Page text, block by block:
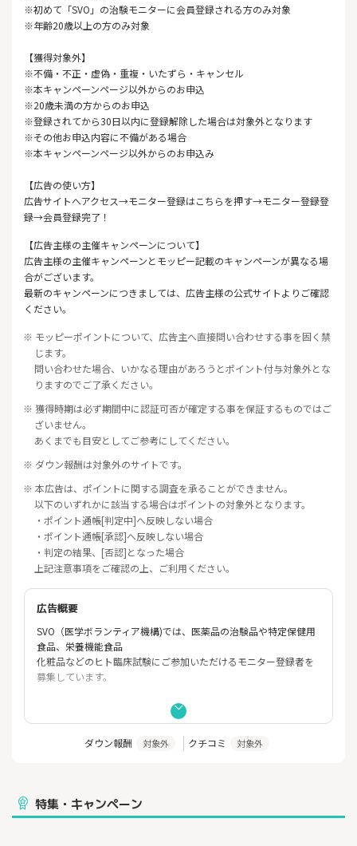
※初めて「SVO」の治験モニターに会員登録される方のみ対象
※年齢20歳以上の方のみ対象
【獲得対象外】
※不備・不正・虚偽・重複・いたずら・キャンセル
※本キャンペーンページ以外からのお申込
※20歳未満の方からのお申込
※登録されてから30日以内に登録解除した場合は対象外となります
※その他お申込内容に不備がある場合
※本キャンペーンページ以外からのお申込み
【広告の使い方】
広告サイトへアクセス→モニター登録はこちらを押す→モニター登録登
録→会員登録完了！
【広告主様の主催キャンペーンについて】
広告主様の主催キャンペーンとモッピー記載のキャンペーンが異なる場
合がございます。
最新のキャンペーンにつきましては、広告主様の公式サイトよりご確認
ください。
※ モッピーポイントについて、広告主へ直接問い合わせする事を固く禁
じます。
問い合わせた場合、いかなる理由があろうとポイント付与対象外とな
りますのでご了承ください。
※ 獲得時期は必ず期間中に認証可否が確定する事を保証するものではご
ざいません。
あくまでも目安としてご参考にしてください。
※ ダウン報酬は対象外のサイトです。
※ 本広告は、ポイントに関する調査を承ることができません。
以下のいずれかに該当する場合はポイントの対象外となります。
・ポイント通帳[判定中]へ反映しない場合
・ポイント通帳[承認]へ反映しない場合
・判定の結果、[否認]となった場合
上記注意事項をご確認の上、ご利用ください。
広告概要
SVO（医学ボランティア機構)では、医薬品の治験品や特定保健用
食品、栄養機能食品
化粧品などのヒト臨床試験にご参加いただけるモニター登録者を
募集しています。
弊社指定の医院に来所していただきアンケートや健康診断等を行
う、
もしくはご自宅でインターネットや郵送を使いアンケートに答え
ていただくなど、
※来ていただく事になるか、完全在宅かは試験により異なりま
す。
ダウン報酬 対象外 クチコミ 対象外
特集・キャンペーン